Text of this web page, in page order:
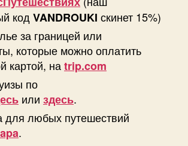
код VANDROUKI скинет 15%)
за границей или
которые можно оплатить
картой, наtrip.com
по
или здесь.
для любых путешествий
.